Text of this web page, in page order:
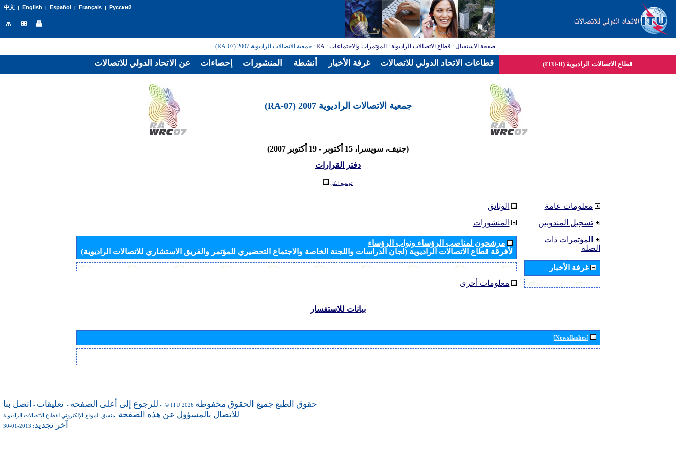
中文| English | Español | Français| Русский
صفحة الاستقبال: قطاع الاتصالات الراديوية: المؤتمرات والاجتماعات:
RA: جمعية الاتصالات الراديوية 2007 (RA-07)
قطاع الاتصالات الراديوية (ITU-R)
جمعية الاتصالات الراديوية 2007 (RA-07)
(جنيف، سويسرا، 15 أكتوبر - 19 أكتوبر 2007)
دفتر القرارات
توسيع الكل
الوثائق
المنشورات
مرشحون لمناصب الرؤساء ونواب الرؤساء
لأفرقة قطاع الاتصالات الراديوية (لجان الدراسات واللجنة الخاصة والاجتماع التحضيري للمؤتمر والفريق الاستشاري للاتصالات الراديوية)
معلومات أخرى
معلومات عامة
تسجيل المندوبين
المؤتمرات ذات
الصلة
غرفة الأخبار
بيانات للاستفسار
[Newsflashes]
للرجوع إلى أعلى الصفحة - تعليقات - اتصل بنا - © ITU 2026 حقوق الطبع جميع الحقوق محفوظة
للاتصال بالمسؤول عن هذه الصفحة: منسق الموقع الإلكتروني لقطاع الاتصالات الراديوية
آخر تجديد: 2013-01-30
عن الاتحاد الدولي للاتصالات إحصاءات المنشورات أنشطة غرفة الأخبار قطاعات الاتحاد الدولي للاتصالات